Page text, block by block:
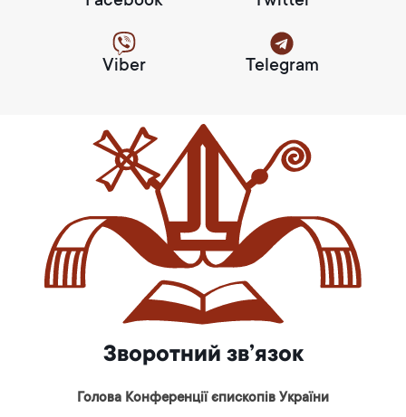
Viber Telegram
Зворотний зв’язок
Голова Конференції єпископів України